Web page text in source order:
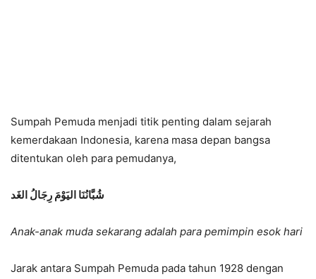
Sumpah Pemuda menjadi titik penting dalam sejarah
kemerdakaan Indonesia, karena masa depan bangsa
ditentukan oleh para pemudanya,
شُبَّانُنَا اليَوْمَ رِجَالُ الغَد
Anak-anak muda sekarang adalah para pemimpin esok hari
Jarak antara Sumpah Pemuda pada tahun 1928 dengan